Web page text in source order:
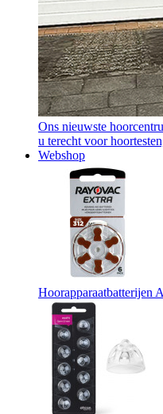
Ons nieuwste
u terecht voor
Webshop
Hoorapparaatbatterijen